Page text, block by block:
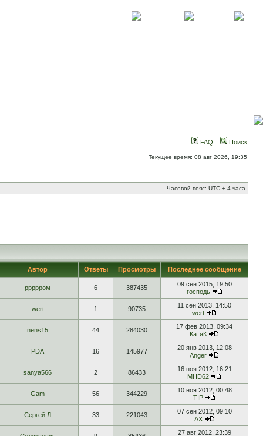
FAQ Поиск
Текущее время: 08 авг 2026, 19:35
Часовой пояс: UTC + 4 часа
Автор Ответы Просмотры Последнее сообщение
ррррром 6 387435
09 сен 2015, 19:50
господь
wert 1 90735
11 сен 2013, 14:50
wert
nens15 44 284030
17 фев 2013, 09:34
КатяК
PDA 16 145977
20 янв 2013, 12:08
Anger
sanya566 2 86433
16 ноя 2012, 16:21
MHD62
Gam 56 344229
10 ноя 2012, 00:48
TIP
Сергей Л 33 221043
07 сен 2012, 09:10
АХ
27 авг 2012, 23:39